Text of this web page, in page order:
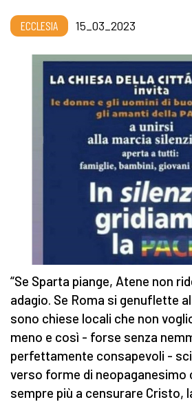
ECCLESIA 15_03_2023
“Se Sparta piange, Atene non
adagio. Se Roma si genuflette
sono chiese locali che non
meno e così - forse senza
perfettamente consapevoli -
verso forme di neopaganesimo
sempre più a censurare Cristo,